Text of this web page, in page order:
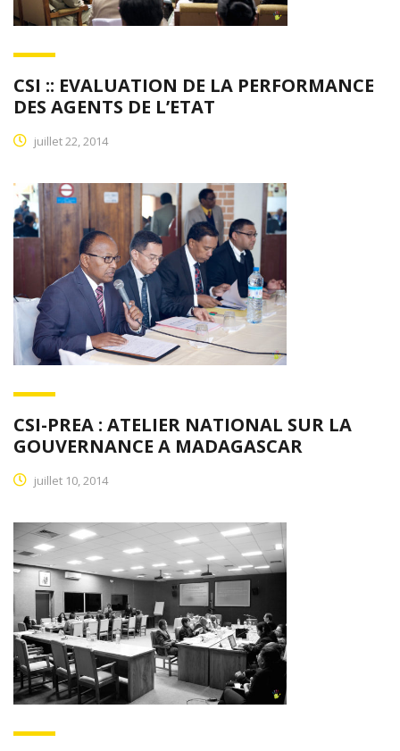
CSI :: EVALUATION DE LA PERFORMANCE
DES AGENTS DE L’ETAT
juillet 22, 2014
CSI-PREA : ATELIER NATIONAL SUR LA
GOUVERNANCE A MADAGASCAR
juillet 10, 2014